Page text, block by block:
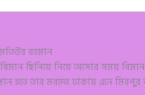
রহমান
ছিনিয়ে নিয়ে আসার সময় বিমান
হতে তার মরদেহ ঢাকায় এনে মিরপুর